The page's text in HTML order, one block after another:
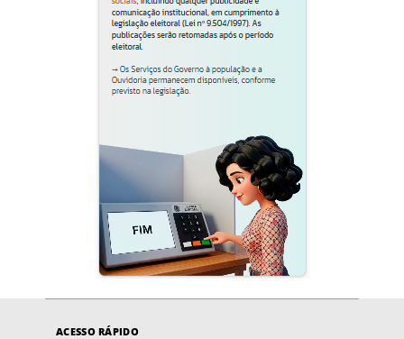
ACESSO RÁPIDO